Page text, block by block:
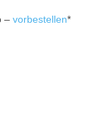
– vorbestellen*